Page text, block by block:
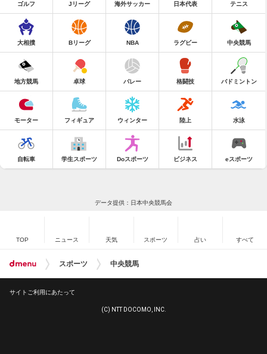
ゴルフ Jリーグ 海外サッカー 日本代表 テニス
大相撲 Bリーグ NBA ラグビー 中央競馬
地方競馬 卓球 バレー 格闘技 バドミントン
モーター フィギュア ウィンター 陸上 水泳
自転車 学生スポーツ Doスポーツ ビジネス eスポーツ
データ提供：日本中央競馬会
TOP ニュース 天気 スポーツ 占い すべて
スポーツ 中央競馬
サイトご利用にあたって
(C) NTT DOCOMO, INC.